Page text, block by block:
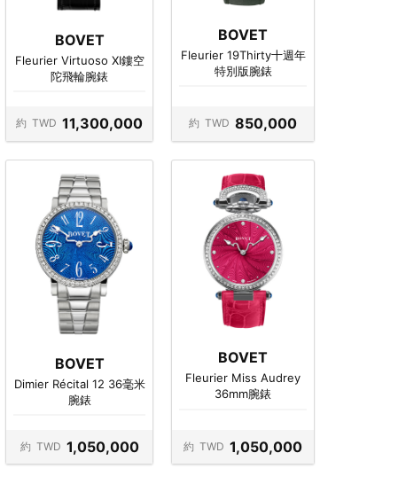
BOVET
Fleurier Virtuoso XI鏤空
陀飛輪腕錶
約 TWD 11,300,000
BOVET
Fleurier 19Thirty十週年
特別版腕錶
約 TWD 850,000
BOVET
Dimier Récital 12 36毫米
腕錶
約 TWD 1,050,000
BOVET
Fleurier Miss Audrey
36mm腕錶
約 TWD 1,050,000